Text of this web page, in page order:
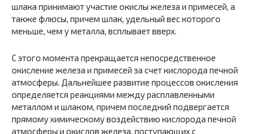
шлака принимают участие окислы железа и примесей, а
также флюсы, причем шлак, удельный вес которого
меньше, чем у металла, всплывает вверх.
С этого момента прекращается непосредственное
окисление железа и примесей за счет кислорода печной
атмосферы. Дальнейшее развитие процессов окисления
определяется реакциями между расплавленными
металлом и шлаком, причем последний подвергается
прямому химическому воздействию кислорода печной
атмосферы и окислов железа, поступающих с